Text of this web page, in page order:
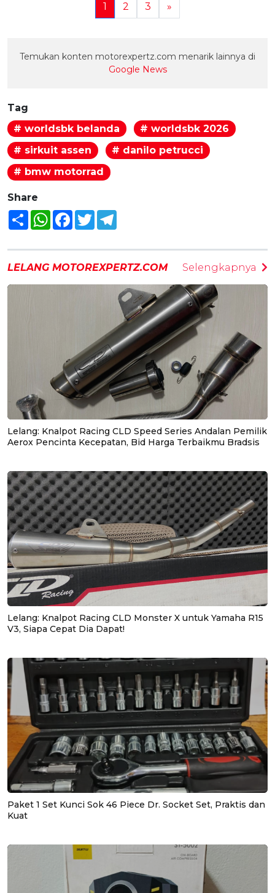
1 2 3 »
Temukan konten motorexpertz.com menarik lainnya di
Google News
Tag
# worldsbk belanda
# worldsbk 2026
# sirkuit assen
# danilo petrucci
# bmw motorrad
Share
Share WhatsAppFacebook
Twitter
LELANG MOTOREXPERTZ.COM Selengkapnya
Lelang: Knalpot Racing CLD Speed Series Andalan Pemilik
Aerox Pencinta Kecepatan, Bid Harga Terbaikmu Bradsis
Lelang: Knalpot Racing CLD Monster X untuk Yamaha R15
V3, Siapa Cepat Dia Dapat!
Paket 1 Set Kunci Sok 46 Piece Dr. Socket Set, Praktis dan
Kuat